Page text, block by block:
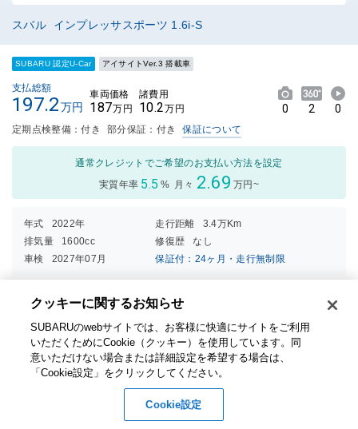
スバル インプレッサスポーツ 1.6i-S
SUBARU 認定U-Car アイサイトVer.3 搭載車
支払総額
197.2万円
車両価格
187万円
諸費用
10.2万円 0 2 0
定期点検整備：付き 部分保証：付き 保証について
通常クレジットでご希望のお支払い方法を設定
実質年率 5.5 % 月々 2.69 万円~
年式 2022年 走行距離
3.4万Km
排気量
1600cc 修復歴
なし
車検
2027年07月 保証付：24ヶ月・走行無制限
4.5 点
3点中
2点の
評価
3点中
2.5点
の評価
プラチナクーポン
お近くの店舗で商談可能です！ お気軽にご相談ください。
スバル九州株式会社（福岡） カースポット新宮
クッキーに関するお知らせ​
SUBARUのwebサイトでは、お客様に快適にサイトをご利用
いただくためにCookie（クッキー）を使用しています。​ 同
意いただけない場合または詳細設定を希望する場合は、
「Cookie設定」をクリックしてください。​
Cookie設定